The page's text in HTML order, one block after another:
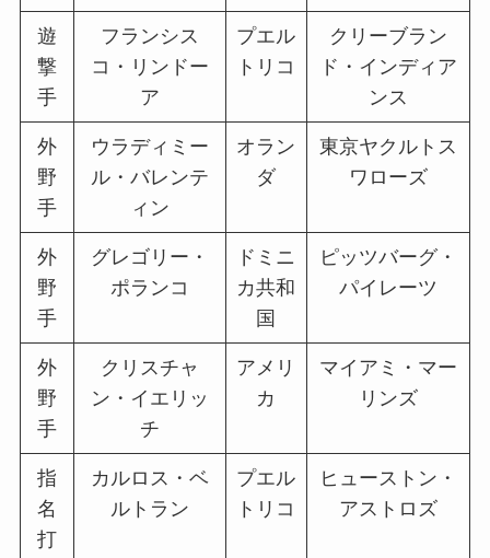
遊
撃
手
フランシス
コ・リンドー
ア
プエル
トリコ
クリーブラン
ド・インディア
ンス
外
野
手
ウラディミー
ル・バレンテ
ィン
オラン
ダ
東京ヤクルトス
ワローズ
外
野
手
グレゴリー・
ポランコ
ドミニ
カ共和
国
ピッツバーグ・
パイレーツ
外
野
手
クリスチャ
ン・イエリッ
チ
アメリ
カ
マイアミ・マー
リンズ
指
名
打
カルロス・ベ
ルトラン
プエル
トリコ
ヒューストン・
アストロズ